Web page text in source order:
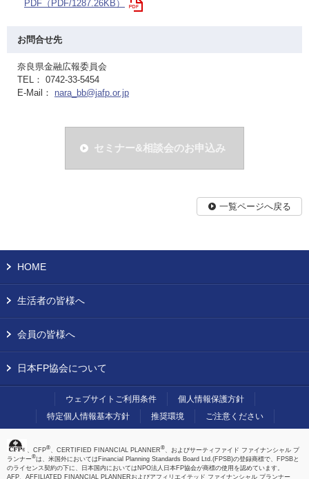
PDF（PDF/1287.26KB）
お問合せ先
奈良県金融広報委員会
TEL： 0742-33-5454
E-Mail： nara_bb@jafp.or.jp
セミナー&相談会のお申込み
一覧ページへ戻る
HOME
生活者の皆様へ
会員の皆様へ
日本FP協会について
ウェブサイトご利用条件
個人情報保護方針
特定個人情報基本方針
推奨環境 ご注意ください
、CFP® 、CERTIFIED FINANCIAL PLANNER® 、およびサーティファイド ファイナンシャル プ
ランナー®は、米国外においてはFinancial Planning Standards Board Ltd.(FPSB)の登録商標で、FPSBと
のライセンス契約の下に、日本国内においてはNPO法人日本FP協会が商標の使用を認めています。
AFP、AFFILIATED FINANCIAL PLANNERおよびアフィリエイテッド ファイナンシャル プランナー